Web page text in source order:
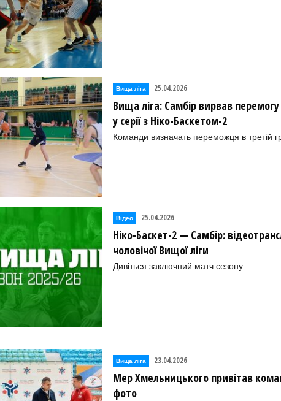
Вища лiга 25.04.2026
Вища ліга: Самбір вирвав
у серії з Ніко-Баскетом-2
Команди визначать переможця в третій
Відео 25.04.2026
Ніко-Баскет-2 — Самбір:
чоловічої Вищої ліги
Дивіться заключний матч сезону
Вища лiга 23.04.2026
Мер Хмельницького привітав
фото